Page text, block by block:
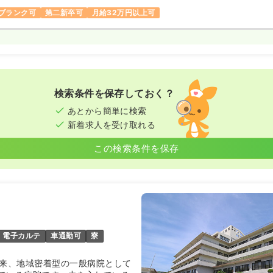
ランク可 第二新卒可 月給32万円以上可
検索条件を保存しておく？
あとから簡単に検索
新着求人を受け取れる
この検索条件を保存
電子カルテ 車通勤可 寮
、地域密着型の一般病院として